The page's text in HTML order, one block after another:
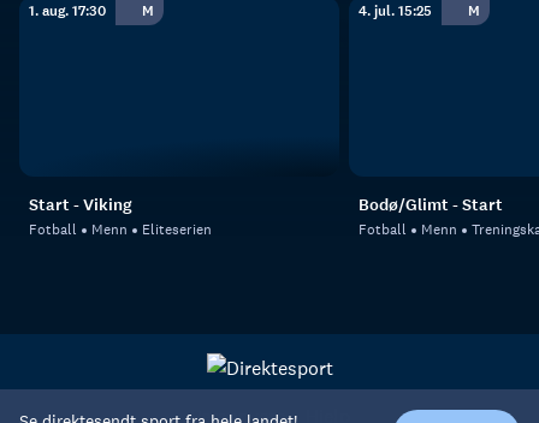
1. aug. 17:30 M
Start - Viking
Fotball Menn Eliteserien
4. jul. 15:25 M
Bodø/Glimt - Start
Fotball Menn
Personvern